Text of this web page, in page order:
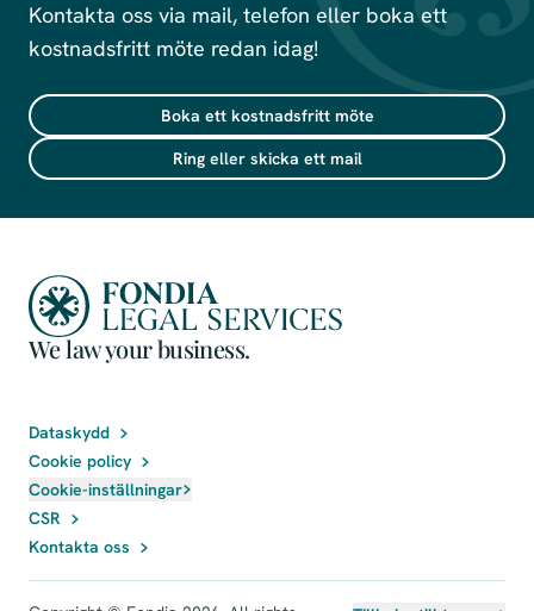
Kontakta oss via mail, telefon eller boka ett
kostnadsfritt möte redan idag!
Boka ett kostnadsfritt möte
Ring eller skicka ett mail
We law your business.
Dataskydd
Cookie policy
Cookie-inställningar
CSR
Kontakta oss